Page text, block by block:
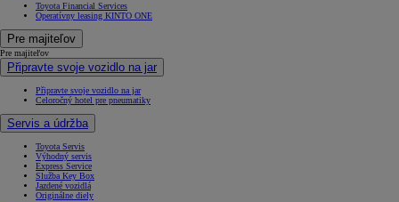
Toyota Financial Services
Operatívny leasing KINTO ONE
Pre majiteľov
Pre majiteľov
Připravte svoje vozidlo na jar
Připravte svoje vozidlo na jar
Celoročný hotel pre pneumatiky
Servis a údržba
Toyota Servis
Výhodný servis
Express Service
Služba Key Box
Jazdené vozidlá
Originálne diely